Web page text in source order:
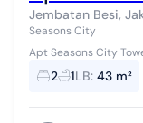
Jembatan Besi,
Seasons City
Apt Seasons City
Furnish PPJB
2 1LB: 43 m²